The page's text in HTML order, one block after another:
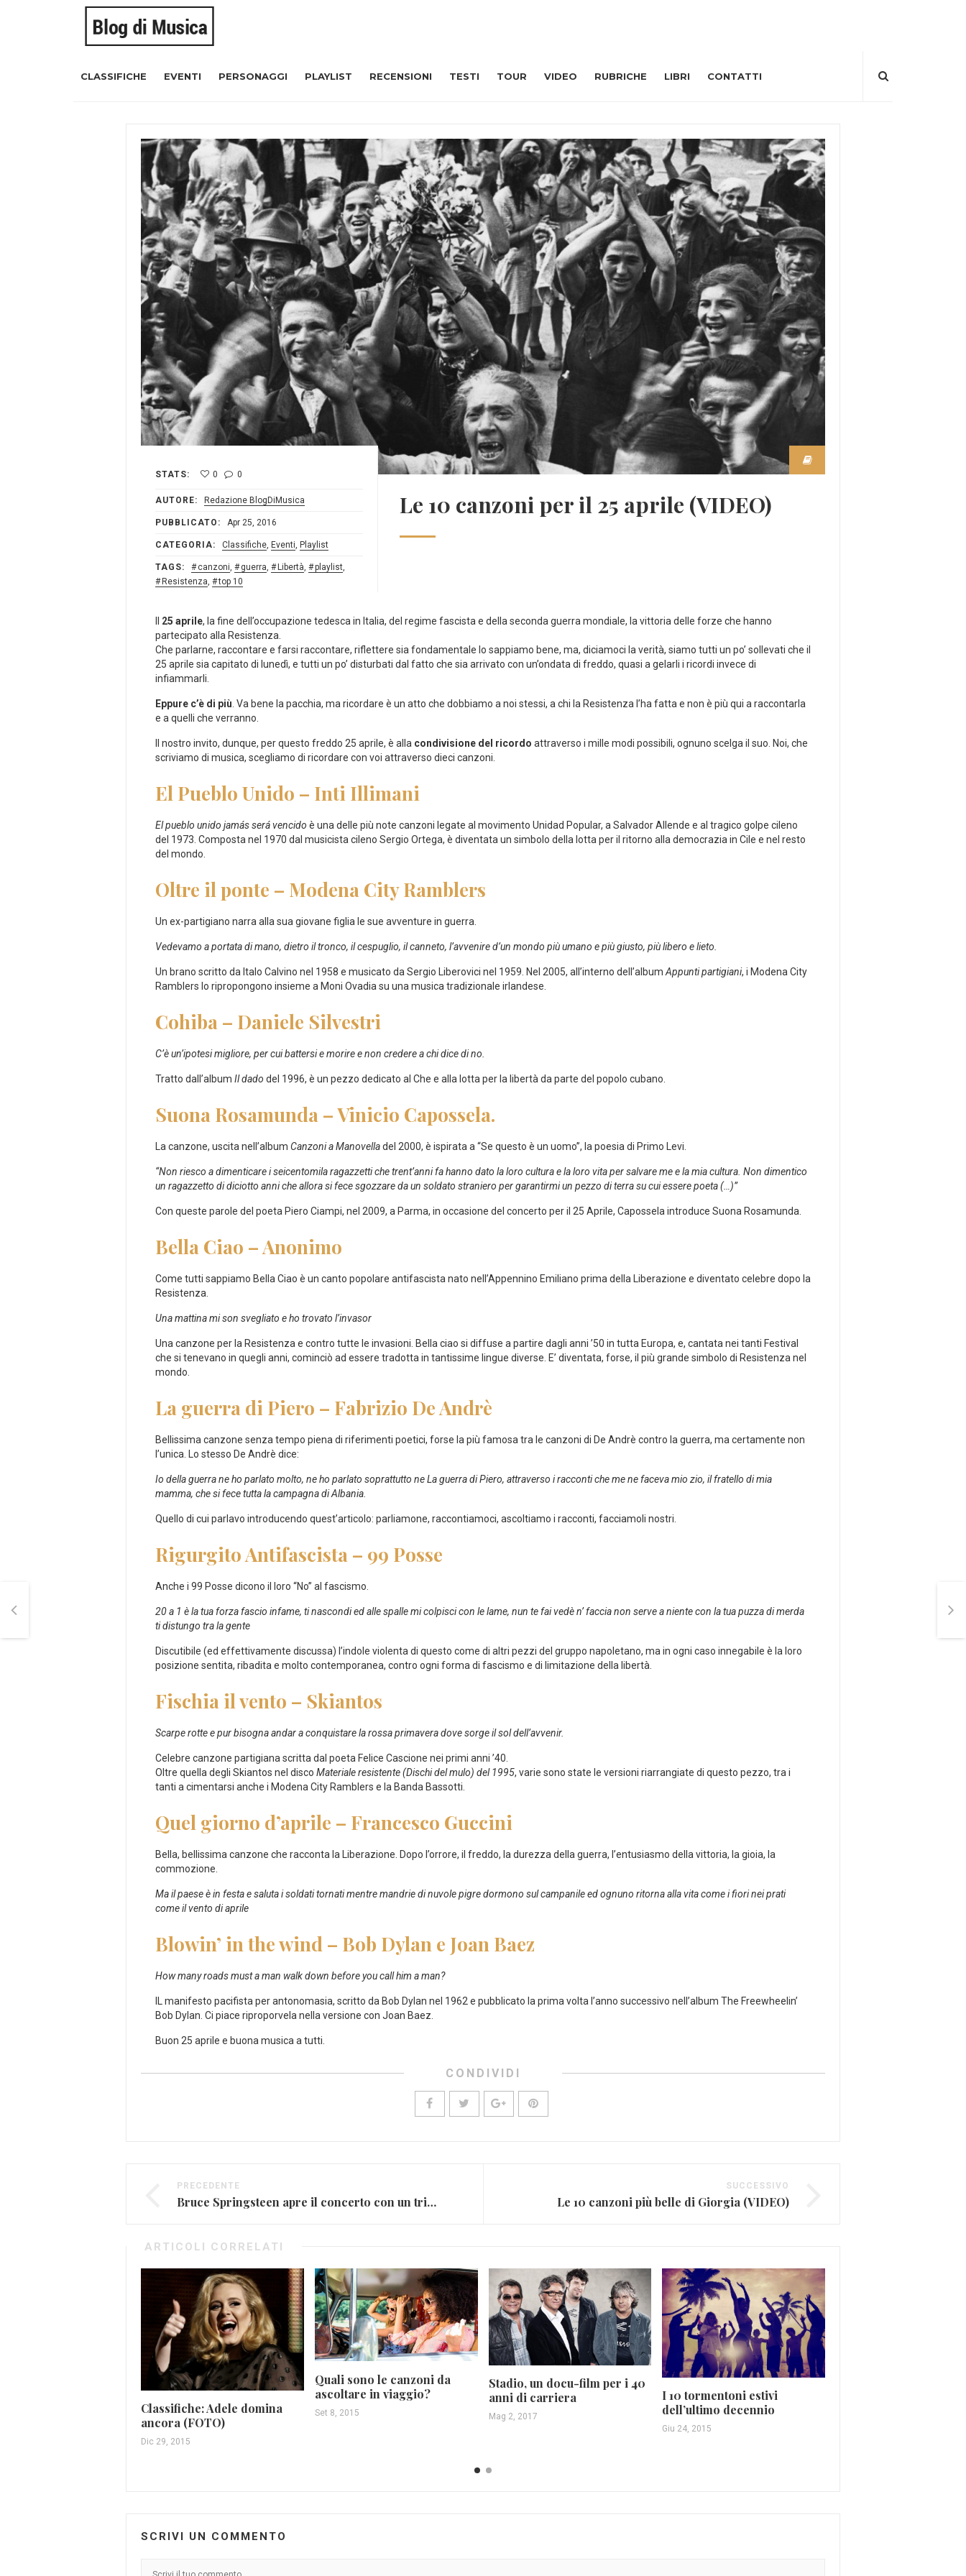
CLASSIFICHE EVENTI PERSONAGGI PLAYLIST RECENSIONI TESTI TOUR VIDEO RUBRICHE LIBRI CONTATTI
STATS: 0 0
AUTORE: Redazione BlogDiMusica
PUBBLICATO: Apr 25, 2016
CATEGORIA: Classifiche, Eventi, Playlist
TAGS: canzoni, guerra, Libertà, playlist,
Resistenza, top 10
Le 10 canzoni per il 25 aprile (VIDEO)
25 aprile, la fine dell’occupazione tedesca in Italia, del regime fascista e della seconda guerra mondiale, la vittoria delle forze che hanno
partecipato alla Resistenza.
Che parlarne, raccontare e farsi raccontare, riflettere sia fondamentale lo sappiamo bene, ma, diciamoci la verità, siamo tutti un po’ sollevati che il
25 aprile sia capitato di lunedì, e tutti un po’ disturbati dal fatto che sia arrivato con un’ondata di freddo, quasi a gelarli i ricordi invece di
infiammarli.
Eppure c’è di più . Va bene la pacchia, ma ricordare è un atto che dobbiamo a noi stessi, a chi la Resistenza l’ha fatta e non è più qui a raccontarla
e a quelli che verranno.
Il nostro invito, dunque, per questo freddo 25 aprile, è alla condivisione del ricordo attraverso i mille modi possibili, ognuno scelga il suo. Noi, che
scriviamo di musica, scegliamo di ricordare con voi attraverso dieci canzoni.
El Pueblo Unido – Inti Illimani
El pueblo unido jamás será vencido è una delle più note canzoni legate al movimento Unidad Popular, a Salvador Allende e al tragico golpe cileno
del 1973. Composta nel 1970 dal musicista cileno Sergio Ortega, è diventata un simbolo della lotta per il ritorno alla democrazia in Cile e nel resto
del mondo.
Oltre il ponte – Modena City Ramblers
Un ex-partigiano narra alla sua giovane figlia le sue avventure in guerra.
Vedevamo a portata di mano, dietro il tronco, il cespuglio, il canneto, l’avvenire d’un mondo più umano e più giusto, più libero e lieto.
Un brano scritto da Italo Calvino nel 1958 e musicato da Sergio Liberovici nel 1959. Nel 2005, all’interno dell’album Appunti partigiani, i Modena City
Ramblers lo ripropongono insieme a Moni Ovadia su una musica tradizionale irlandese.
Cohiba – Daniele Silvestri
C’è un’ipotesi migliore, per cui battersi e morire e non credere a chi dice di no.
Tratto dall’album Il dado del 1996, è un pezzo dedicato al Che e alla lotta per la libertà da parte del popolo cubano.
Suona Rosamunda – Vinicio Capossela.
La canzone, uscita nell’album Canzoni a Manovelladel 2000, è ispirata a “Se questo è un uomo”, la poesia di Primo Levi.
“Non riesco a dimenticare i seicentomila ragazzetti che trent’anni fa hanno ‎dato la loro cultura e la loro vita per salvare me e la mia cultura. Non dimentico
un ragazzetto di ‎diciotto anni che allora si fece sgozzare da un soldato straniero per garantirmi un pezzo di terra su ‎cui essere poeta (…)”
Con queste parole del poeta Piero Ciampi, nel 2009, a Parma, in occasione del concerto per il 25 Aprile, Capossela introduce Suona Rosamunda.
Bella Ciao – Anonimo
Come tutti sappiamo Bella Ciao è un canto popolare antifascista nato nell’Appennino Emiliano prima della Liberazione e diventato celebre dopo la
Resistenza.
Una mattina mi son svegliato e ho trovato l’invasor
Una canzone per la Resistenza e contro tutte le invasioni. Bella ciao si diffuse a partire dagli anni ’50 in tutta Europa, e, cantata nei tanti Festival
che si tenevano in quegli anni, cominciò ad essere tradotta in tantissime lingue diverse. E’ diventata, forse, il più grande simbolo di Resistenza nel
mondo.
La guerra di Piero – Fabrizio De Andrè
Bellissima canzone senza tempo piena di riferimenti poetici, forse la più famosa tra le canzoni di De Andrè contro la guerra, ma certamente non
l’unica. Lo stesso De Andrè dice:
Io della guerra ne ho parlato molto, ne ho parlato soprattutto ne La guerra di Piero, attraverso i racconti che me ne faceva mio zio, il fratello di mia
mamma, che si fece tutta la campagna di Albania.
Quello di cui parlavo introducendo quest’articolo: parliamone, raccontiamoci, ascoltiamo i racconti, facciamoli nostri.
Rigurgito Antifascista – 99 Posse
Anche i 99 Posse dicono il loro “No” al fascismo.
20 a 1 è la tua forza fascio infame, ti nascondi ed alle spalle mi colpisci con le lame, nun te fai vedè n’ faccia non serve a niente con la tua puzza di merda
ti distungo tra la gente
Discutibile (ed effettivamente discussa) l’indole violenta di questo come di altri pezzi del gruppo napoletano, ma in ogni caso innegabile è la loro
posizione sentita, ribadita e molto contemporanea, contro ogni forma di fascismo e di limitazione della libertà.
Fischia il vento – Skiantos
Scarpe rotte e pur bisogna andar a conquistare la rossa primavera dove sorge il sol dell’avvenir.
Celebre canzone partigiana scritta dal poeta Felice Cascione nei primi anni ’40.
Oltre quella degli Skiantos nel disco Materiale resistente (Dischi del mulo) del 1995, varie sono state le versioni riarrangiate di questo pezzo, tra i
tanti a cimentarsi anche i Modena City Ramblers e la Banda Bassotti.
Quel giorno d’aprile – Francesco Guccini
Bella, bellissima canzone che racconta la Liberazione. Dopo l’orrore, il freddo, la durezza della guerra, l’entusiasmo della vittoria, la gioia, la
commozione.
Ma il paese è in festa e saluta i soldati tornati mentre mandrie di nuvole pigre dormono sul campanile ed ognuno ritorna alla vita come i fiori nei prati
come il vento di aprile
Blowin’ in the wind – Bob Dylan e Joan Baez
How many roads must a man walk down before you call him a man?
IL manifesto pacifista per antonomasia, scritto da Bob Dylan nel 1962 e pubblicato la prima volta l’anno successivo nell’album The Freewheelin’
Bob Dylan. Ci piace riproporvela nella versione con Joan Baez.
Buon 25 aprile e buona musica a tutti.
CONDIVIDI
PRECEDENTE
Bruce Springsteen apre il concerto con un tributo a Prince (VIDEO)
SUCCESSIVO
Le 10 canzoni più belle di Giorgia (VIDEO)
ARTICOLI CORRELATI
Classifiche: Adele domina
ancora (FOTO)
Dic 29, 2015
Quali sono le canzoni da
ascoltare in viaggio?
Set 8, 2015
Stadio, un docu-film per i 40
anni di carriera
Mag 2, 2017
I 10 tormentoni estivi
dell’ultimo decennio
Giu 24, 2015
SCRIVI UN COMMENTO